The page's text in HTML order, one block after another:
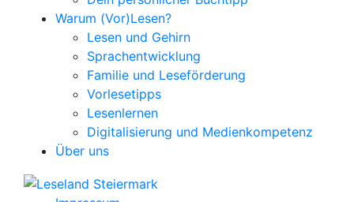
Warum (Vor)Lesen?
Lesen und Gehirn
Sprachentwicklung
Familie und Leseförderung
Vorlesetipps
Lesenlernen
Digitalisierung und Medienkompetenz
Über uns